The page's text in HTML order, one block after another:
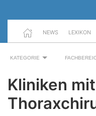
NEWS LEXIKON
KATEGORIE
Kliniken